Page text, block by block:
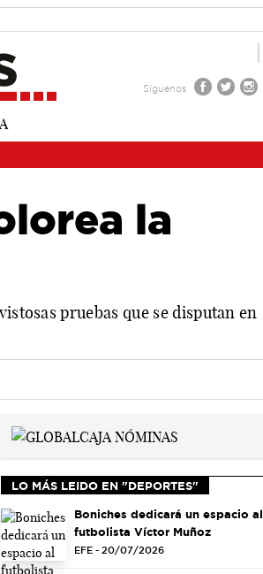
Síguenos
la
pruebas que se disputan en
LO MÁS LEIDO EN "DEPORTES"
Boniches dedicará un espacio al
futbolista Víctor Muñoz
EFE - 20/07/2026